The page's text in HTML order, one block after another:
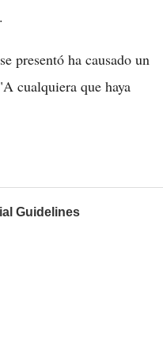
presentó ha causado un
cualquiera que haya
Guidelines